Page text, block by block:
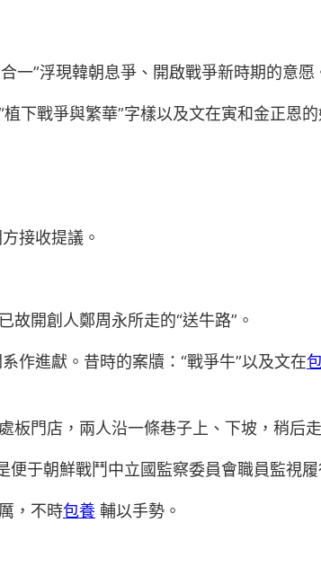
一”浮現韓朝息爭、開啟戰爭新時期的意愿
下戰爭與繁華”字樣以及文在寅和金正恩
接收提議。
開創人鄭周永所走的“送牛路”。
作進獻。昔時的案牘：“戰爭牛”以及文在
板門店，兩人沿一條巷子上、下坡，稍后
于朝鮮戰鬥中立國監察委員會職員監視履
，不時包養 輔以手勢。